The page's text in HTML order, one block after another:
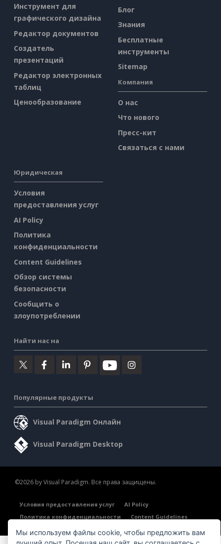
Инструмент для
графического дизайна
Редактор документов
Создатель
презентаций
Редактор электронных
таблиц
Ценообразование
Блог
Знания
Бесплатные
инструменты
Sitemap
Компания
О нас
Что нового
Пресс-кит
Связаться с нами
Юридическая
Условия
предоставления услуг
AI Policy
Политика
конфиденциальности
Content Guidelines
Обзор системы
безопасности
Сообщить о
злоупотреблении
Найти нас на
Популярные продукты
Visual Paradigm Онлайн
Visual Paradigm Desktop
©2026 by Visual Paradigm. Все права защищены.
Условия предоставления услуг
AI Policy
Политика конфиденциальности
Content Guidelines
Обзор системы безопасности
Мы используем файлы cookie, чтобы предложить вам